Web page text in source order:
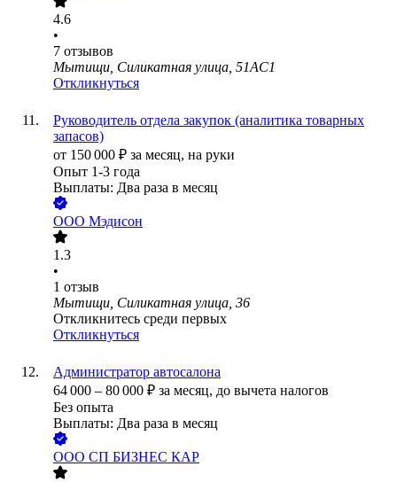
4.6
•
7 отзывов
Мытищи, Силикатная улица, 51АС1
Откликнуться
Руководитель отдела закупок (аналитика товарных
запасов)
от 150 000 ₽ за месяц, на руки
Опыт 1-3 года
Выплаты: Два раза в месяц
ООО Мэдисон
1.3
•
1 отзыв
Мытищи, Силикатная улица, 36
Откликнитесь среди первых
Откликнуться
Администратор автосалона
64 000 – 80 000 ₽ за месяц, до вычета налогов
Без опыта
Выплаты: Два раза в месяц
ООО СП БИЗНЕС КАР